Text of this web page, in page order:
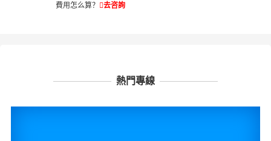
費用怎么算？
去咨詢
熱門專線